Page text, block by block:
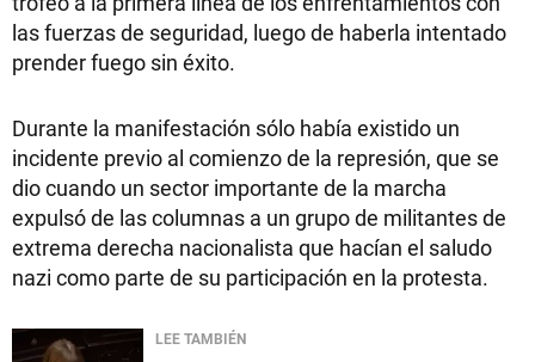
las fuerzas de seguridad, luego de haberla intentado
prender fuego sin éxito.
Durante la manifestación sólo había existido un
incidente previo al comienzo de la represión, que se
dio cuando un sector importante de la marcha
expulsó de las columnas a un grupo de militantes de
extrema derecha nacionalista que hacían el saludo
nazi como parte de su participación en la protesta.
LEE TAMBIÉN